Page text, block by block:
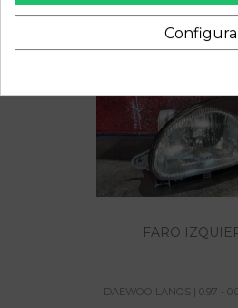
Também poderá
FARO
DAEWOO LANOS | 0.97 -